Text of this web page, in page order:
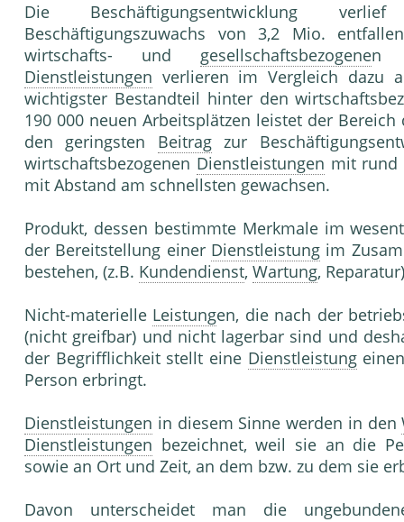
Die Beschäftigungsentwicklung
Beschäftigungszuwachs von 3,2 Mio.
wirtschafts- und gesellschaftsbezogene
Dienstleistungen verlieren im Vergleich dazu
wichtigster Bestandteil hinter den
190 000 neuen Arbeitsplätzen leistet der
den geringsten Beitragzur
wirtschaftsbezogenen Dienstleistungen mit rund
mit Abstand am schnellsten gewachsen.
Produkt, dessen bestimmte Merkmale im
der Bereitstellung einer Dienstleistung im
bestehen, (z.B. Kundendienst, Wartung,
Nicht-materielle Leistungen, die nach der
(nicht greifbar) und nicht lagerbar sind und
der Begrifflichkeit stellt eine Dienstleistung
Person erbringt.
Dienstleistungen in diesem Sinne werden in den
Dienstleistungen bezeichnet, weil sie an die
sowie an Ort und Zeit, an dem bzw. zu dem sie
Davon unterscheidet man die